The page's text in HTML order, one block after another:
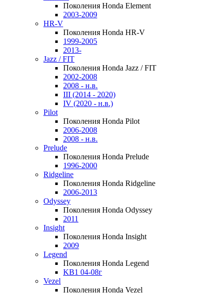
Поколения Honda Element
2003-2009
HR-V
Поколения Honda HR-V
1999-2005
2013-
Jazz / FIT
Поколения Honda Jazz / FIT
2002-2008
2008 - н.в.
III (2014 - 2020)
IV (2020 - н.в.)
Pilot
Поколения Honda Pilot
2006-2008
2008 - н.в.
Prelude
Поколения Honda Prelude
1996-2000
Ridgeline
Поколения Honda Ridgeline
2006-2013
Odyssey
Поколения Honda Odyssey
2011
Insight
Поколения Honda Insight
2009
Legend
Поколения Honda Legend
KB1 04-08г
Vezel
Поколения Honda Vezel